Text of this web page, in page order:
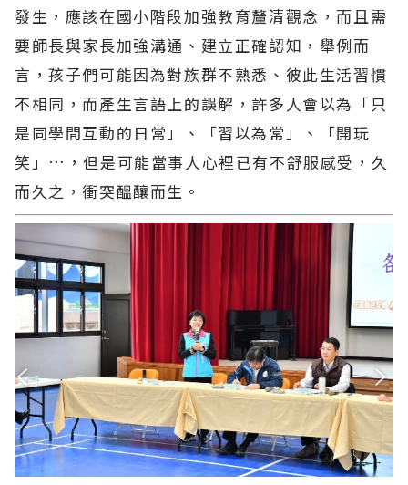
發生，應該在國小階段加強教育釐清觀念，而且需
要師長與家長加強溝通、建立正確認知，舉例而
言，孩子們可能因為對族群不熟悉、彼此生活習慣
不相同，而產生言語上的誤解，許多人會以為「只
是同學間互動的日常」、「習以為常」、「開玩
笑」…，但是可能當事人心裡已有不舒服感受，久
而久之，衝突醞釀而生。